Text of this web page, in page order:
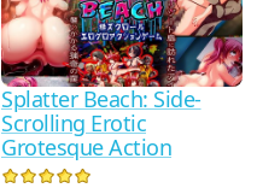
Splatter Beach: Side-
Scrolling Erotic
Grotesque Action